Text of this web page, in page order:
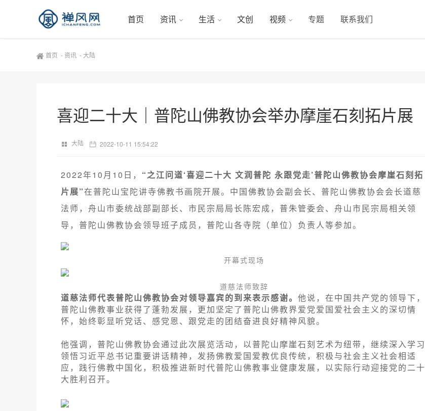
首页 资讯 生活 文创 视频 专题 联系我们
首页 - 资讯 -大陆
喜迎二十大｜普陀山佛教协会举办摩崖石刻拓片展
大陆 2022-10-11 15:54:22
2022年10月10日， “之江问道‘喜迎二十大 文润普陀 永跟党走’普陀山佛教协会摩崖石刻拓
片展”在普陀山宝陀讲寺佛教书画院开展。中国佛教协会副会长、普陀山佛教协会会长道慈
法师，舟山市委统战部副部长、市民宗局局长陈宏成，普朱管委会、舟山市民宗局相关领
导，普陀山佛教协会领导班子成员，普陀山各寺院（单位）负责人等参加。
开幕式现场
道慈法师致辞
道慈法师代表普陀山佛教协会对领导嘉宾的到来表示感谢。 他说，在中国共产党的领导下，
普陀山佛教事业获得了蓬勃发展，更加坚定了普陀山佛教界爱党爱国爱社会主义的深切情
怀，始终彰显听党话、感党恩、跟党走的团结奋进良好精神风貌。
他强调，普陀山佛教协会通过此次展览活动，以普陀山摩崖石刻艺术为纽带，继续深入学习
领悟习近平总书记重要讲话精神，发扬佛教爱国爱教优良传统，积极与社会主义社会相适
应，践行佛教中国化，积极推进新时代普陀山佛教事业健康发展，以实际行动迎接党的二十
大胜利召开。